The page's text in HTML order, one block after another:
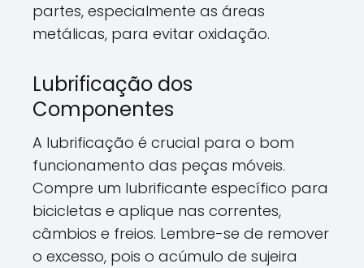
partes, especialmente as áreas
metálicas, para evitar oxidação.
Lubrificação dos
Componentes
A lubrificação é crucial para o bom
funcionamento das peças móveis.
Compre um lubrificante específico para
bicicletas e aplique nas correntes,
câmbios e freios. Lembre-se de remover
o excesso, pois o acúmulo de sujeira